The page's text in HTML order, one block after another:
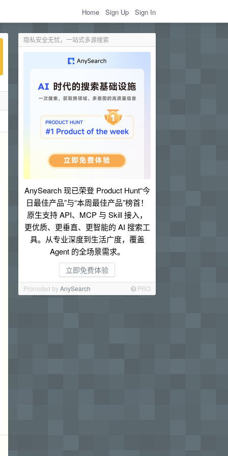
Home Sign Up Sign In
隐私安全无忧，一站式多源搜索
AnySearch 现已荣登 Product Hunt“今
日最佳产品”与“本周最佳产品”榜首！
原生支持 API、MCP 与 Skill 接入，
更优质、更垂直、更智能的 AI 搜索工
具。从专业深度到生活广度，覆盖
Agent 的全场景需求。
立即免费体验
Promoted byAnySearch PRO